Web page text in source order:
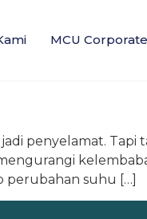
MCU Corporate
penyelamat. Tapi
perubahan suhu […]